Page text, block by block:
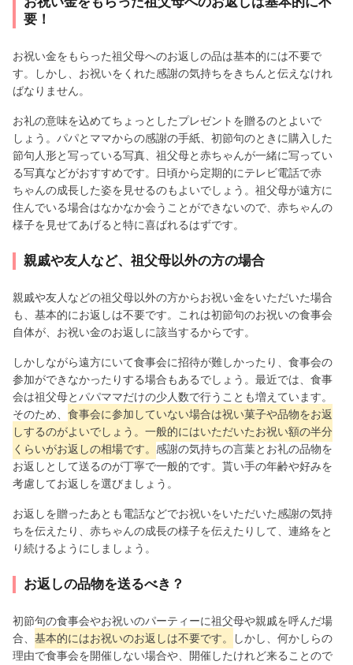
要！
お祝い金をもらった祖父母へのお返しの品は基本的には不要で
す。しかし、お祝いをくれた感謝の気持ちをきちんと伝えなけれ
ばなりません。
お礼の意味を込めてちょっとしたプレゼントを贈るのとよいで
しょう。パパとママからの感謝の手紙、初節句のときに購入した
節句人形と写っている写真、祖父母と赤ちゃんが一緒に写ってい
る写真などがおすすめです。日頃から定期的にテレビ電話で赤
ちゃんの成長した姿を見せるのもよいでしょう。祖父母が遠方に
住んでいる場合はなかなか会うことができないので、赤ちゃんの
様子を見せてあげると特に喜ばれるはずです。
親戚や友人など、祖父母以外の方の場合
親戚や友人などの祖父母以外の方からお祝い金をいただいた場合
も、基本的にお返しは不要です。これは初節句のお祝いの食事会
自体が、お祝い金のお返しに該当するからです。
しかしながら遠方にいて食事会に招待が難しかったり、食事会の
参加ができなかったりする場合もあるでしょう。最近では、食事
会は祖父母とパパママだけの少人数で行うことも増えています。
そのため、 食事会に参加していない場合は祝い菓子や品物をお返
しするのがよいでしょう。一般的にはいただいたお祝い額の半分
くらいがお返しの相場です。 感謝の気持ちの言葉とお礼の品物を
お返しとして送るのが丁寧で一般的です。貰い手の年齢や好みを
考慮してお返しを選びましょう。
お返しを贈ったあとも電話などでお祝いをいただいた感謝の気持
ちを伝えたり、赤ちゃんの成長の様子を伝えたりして、連絡をと
り続けるようにしましょう。
お返しの品物を送るべき？
初節句の食事会やお祝いのパーティーに祖父母や親戚を呼んだ場
合、 基本的にはお祝いのお返しは不要です。
しかし、何かしらの
理由で食事会を開催しない場合や、開催したけれど来ることので